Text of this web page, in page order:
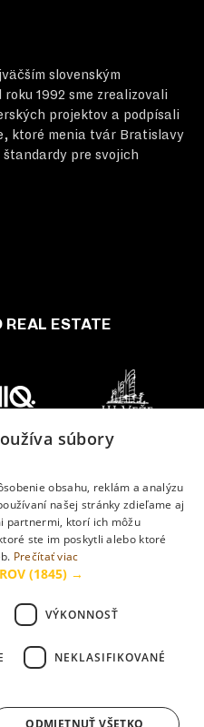
slovenským
1992 sme zrealizovali
projektov a podpísali
ktoré menia tvár Bratislavy
pre svojich
ESTATE
majú ilustračný
zodpovedať skutočnosti.
súbory
obsahu, reklám a analýzu
našej stránky zdieľame aj
partnermi, ktorí ich môžu
ste im poskytli alebo ktoré
Prečítať viac
(1845) →
VÝKONNOSŤ
NEKLASIFIKOVANÉ
ODMIETNUŤ VŠETKO